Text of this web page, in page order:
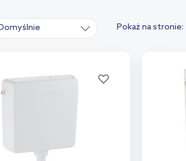
Pokaż na stronie: